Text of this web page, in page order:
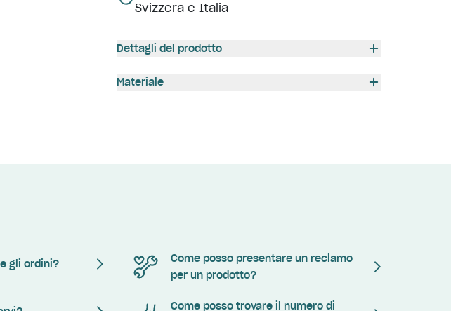
Svizzera e Italia
Dettagli del prodotto
Materiale
gli ordini?
Come posso presentare un reclamo
per un prodotto?
Come posso trovare il numero di